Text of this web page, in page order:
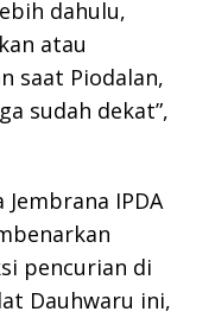
dahulu,
atau
saat Piodalan,
sudah dekat”,
IPDA
pencurian di
Dauhwaru ini,